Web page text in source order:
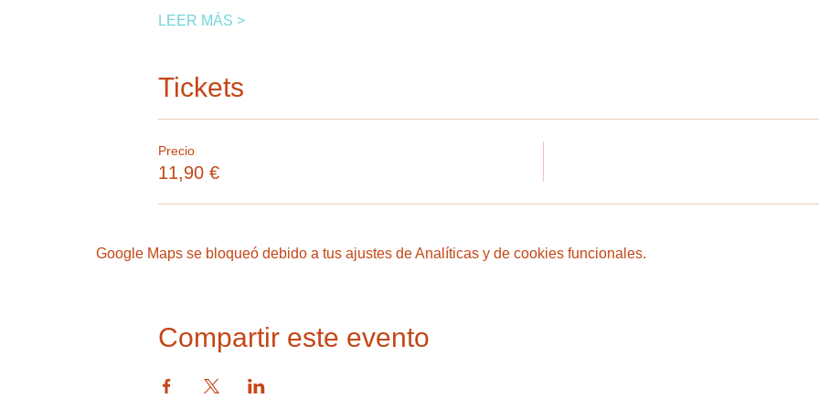
LEER MÁS >
Tickets
Precio
11,90 €
Google Maps se bloqueó debido a tus ajustes de Analíticas y de cookies funcionales.
Compartir este evento